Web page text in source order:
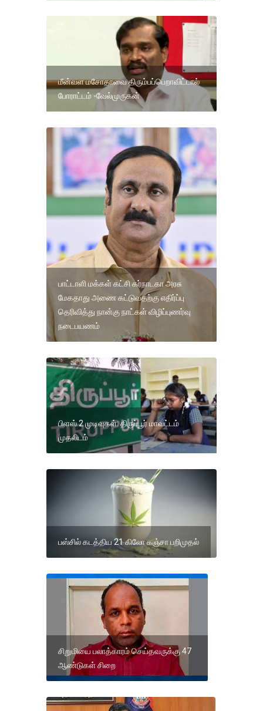
மீன்வள மசோதாவை திரும்பப்பெறாவிட்டால்
போராட்டம் -வேல்முருகன்
பாட்டாளி மக்கள் கட்சி கர்நாடகா அரசு
மேகதாது அணை கட்டுவதற்கு எதிர்ப்பு
தெரிவித்து நான்கு நாட்கள் விழிப்புணர்வு
நடைபயணம்
பிளஸ் 2 முடிவுகள்: திருப்பூர் மாவட்டம்
முதலிடம்
பஸ்சில் கடத்திய 21 கிலோ கஞ்சா பறிமுதல்
சிறுமியை பலாத்காரம் செய்தவருக்கு 47
ஆண்டுகள் சிறை